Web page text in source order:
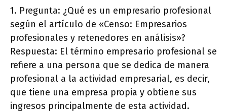
1. Pregunta: ¿Qué es un empresario profesional
según el artículo de «Censo: Empresarios
profesionales y retenedores en análisis»?
Respuesta: El término empresario profesional se
refiere a una persona que se dedica de manera
profesional a la actividad empresarial, es decir,
que tiene una empresa propia y obtiene sus
ingresos principalmente de esta actividad.